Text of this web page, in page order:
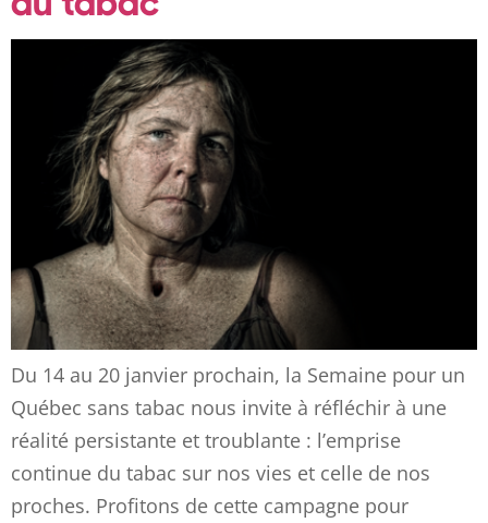
Du 14 au 20 janvier prochain, la Semaine pour un
Québec sans tabac nous invite à réfléchir à une
réalité persistante et troublante : l’emprise
continue du tabac sur nos vies et celle de nos
proches. Profitons de cette campagne pour